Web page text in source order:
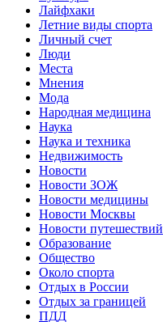
Лайфхаки
Летние виды спорта
Личный счет
Люди
Места
Мнения
Мода
Народная медицина
Наука
Наука и техника
Недвижимость
Новости
Новости ЗОЖ
Новости медицины
Новости Москвы
Новости путешествий
Образование
Общество
Около спорта
Отдых в России
Отдых за границей
ПДД